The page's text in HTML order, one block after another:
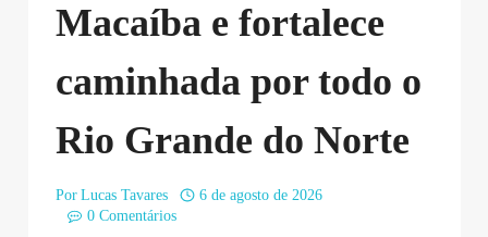
Macaíba e fortalece
caminhada por todo o
Rio Grande do Norte
Por Lucas Tavares
6 de agosto de 2026
0 Comentários